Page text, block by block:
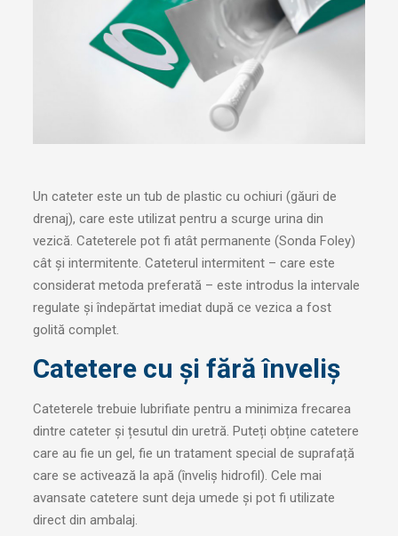
Un cateter este un tub de plastic cu ochiuri (găuri de
drenaj), care este utilizat pentru a scurge urina din
vezică. Cateterele pot fi atât permanente (Sonda Foley)
cât și intermitente. Cateterul intermitent – care este
considerat metoda preferată – este introdus la intervale
regulate și îndepărtat imediat după ce vezica a fost
golită complet.
Catetere cu și fără înveliș
Cateterele trebuie lubrifiate pentru a minimiza frecarea
dintre cateter și țesutul din uretră. Puteți obține catetere
care au fie un gel, fie un tratament special de suprafață
care se activează la apă (înveliș hidrofil). Cele mai
avansate catetere sunt deja umede și pot fi utilizate
direct din ambalaj.